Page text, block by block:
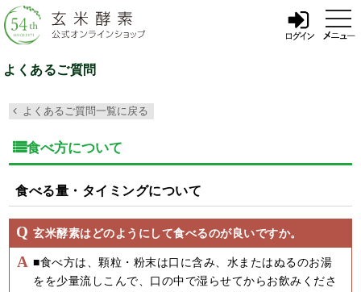
t
o
g
t
よくあるご質問
よくあるご質問一覧に戻る
食べ方について
食べる量・タイミングについて
玄米酵素はどのようにして食べるのが良いですか。
■食べ方は、顆粒・粉末は口に含み、水またはぬるのお湯
をを少量流しこんで、口の中で湿らせてからお飲みくださ